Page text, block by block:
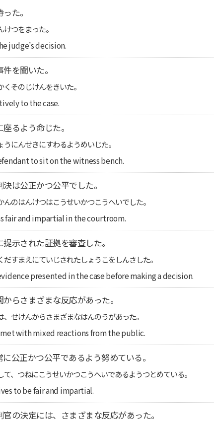
た。
つをまった。
judge’s decision.
を聞いた。
そのじけんをきいた。
to the case.
るよう命じた。
にんせきにすわるようめいじた。
to sit on the witness bench.
は公正かつ公平でした。
のはんけつはこうせいかつこうへいでした。
fair and impartial in the courtroom.
示された証拠を審査した。
すまえにていじされたしょうこをしんさした。
presented in the case before making a decision.
らさまざまな反応があった。
せけんからさまざまなはんのうがあった。
met with mixed reactions from the public.
公正かつ公平であるよう努めている。
、つねにこうせいかつこうへいであるようつとめている。
to be fair and impartial.
の決定には、さまざまな反応があった。